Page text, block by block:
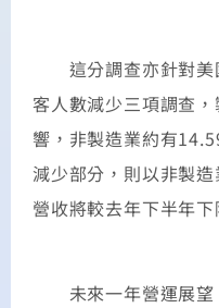
這分調查亦針對美
客人數減少三項調查
響，非製造業約有
減少部分，則以非製
營收將較去年下半年下
未來一年營運展望